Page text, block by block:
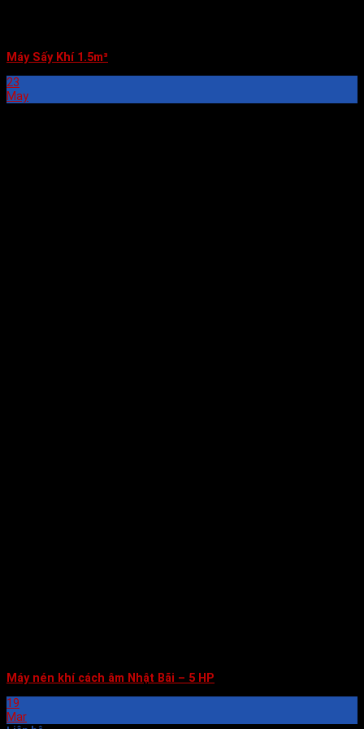
Máy Sấy Khí 1.5m³
23
May
Máy nén khí cách âm Nhật Bãi – 5 HP
19
Mar